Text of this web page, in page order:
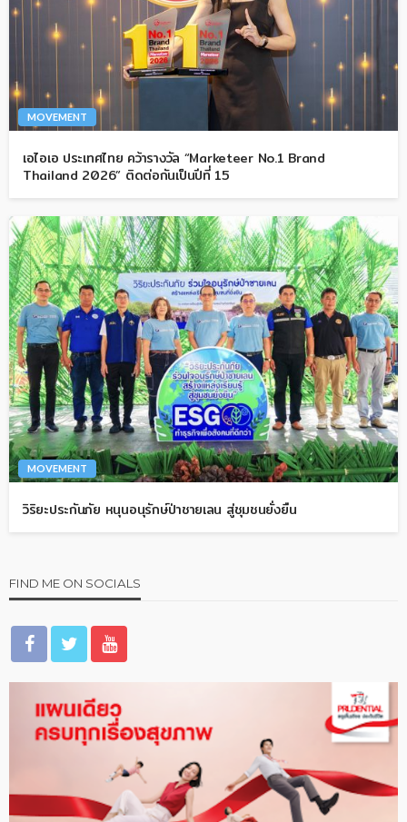
MOVEMENT
เอไอเอ ประเทศไทย คว้ารางวัล “Marketeer No.1 Brand
Thailand 2026” ติดต่อกันเป็นปีที่ 15
MOVEMENT
วิริยะประกันภัย หนุนอนุรักษ์ป่าชายเลน สู่ชุมชนยั่งยืน
FIND ME ON SOCIALS